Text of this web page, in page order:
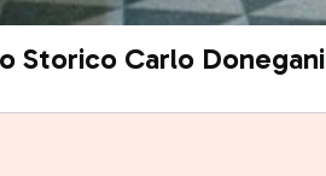
Storico Carlo Donegani